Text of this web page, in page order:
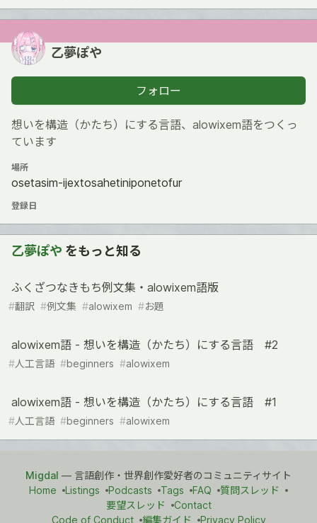
乙夢ぽや
フォロー
想いを構造（かたち）にする言語、alowixem語をつくっ
ています
場所
osetasim-ijextosahetiniponetofur
登録日
乙夢ぽや をもっと知る
ふくざつなきもち例文集・alowixem語版
#翻訳 #例文集 #alowixem #お題
alowixem語 - 想いを構造（かたち）にする言語 #2
#人工言語 #beginners #alowixem
alowixem語 - 想いを構造（かたち）にする言語 #1
#人工言語 #beginners #alowixem
Migdal — 言語創作・世界創作愛好者のコミュニティサイト
Home
Listings Podcasts Tags FAQ
質問スレッド
要望スレッド
Contact
Code of Conduct
編集ガイド Privacy Policy